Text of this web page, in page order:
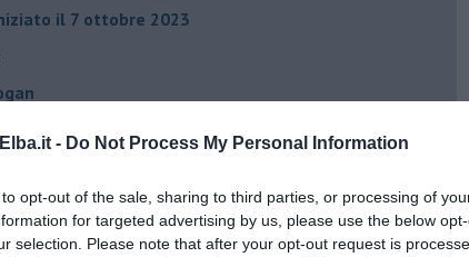
- Do Not Process My Personal Information
opt-out of the sale, sharing to third parties, or processing of
for targeted advertising by us, please use the below
selection. Please note that after your opt-out request is
il 7 ottobre 2023
per l'Italia